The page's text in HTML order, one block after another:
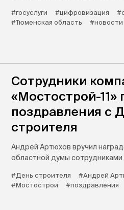
#госуслуги #цифровизация
#Тюменская область
Сотрудники
«Мостострой-11»
поздравления с
строителя
Андрей Артюхов вручил
областной думы сотрудниками
#День строителя #Андрей
#Мостострой
#поздравления